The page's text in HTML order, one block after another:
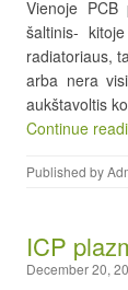
Vienoje PCB
šaltinis-
radiatoriaus,
arba nera
aukštavoltis
Continue
Published by
ICP
December 20,